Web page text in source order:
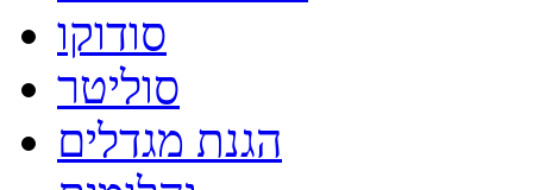
סודוקו
סוליטר
הגנת מגדלים